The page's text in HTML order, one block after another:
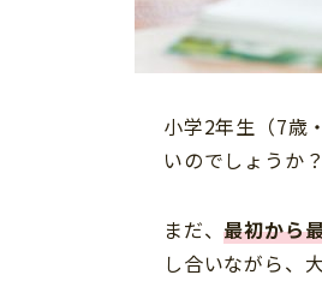
小学2年生（7歳
いのでしょうか？
まだ、最初から
し合いながら、